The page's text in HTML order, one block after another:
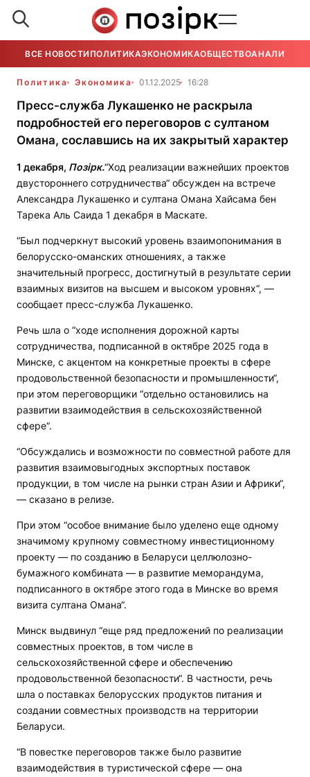
ВСЕ НОВОСТИ ПОЛИТИКАЭКОНОМИКАОБЩЕСТВОАНАЛИТИКА
Политика Экономика 01.12.2025 16:28
Пресс-служба Лукашенко не раскрыла
подробностей его переговоров с султаном
Омана, сославшись на их закрытый характер
1 декабря, Позірк.“Ход реализации важнейших проектов
двустороннего сотрудничества“ обсужден на встрече
Александра Лукашенко и султана Омана Хайсама бен
Тарека Аль Саида 1 декабря в Маскате.
“Был подчеркнут высокий уровень взаимопонимания в
белорусско-оманских отношениях, а также
значительный прогресс, достигнутый в результате серии
взаимных визитов на высшем и высоком уровнях“, —
сообщает пресс-служба Лукашенко.
Речь шла о “ходе исполнения дорожной карты
сотрудничества, подписанной в октябре 2025 года в
Минске, с акцентом на конкретные проекты в сфере
продовольственной безопасности и промышленности“,
при этом переговорщики “отдельно остановились на
развитии взаимодействия в сельскохозяйственной
сфере“.
“Обсуждались и возможности по совместной работе для
развития взаимовыгодных экспортных поставок
продукции, в том числе на рынки стран Азии и Африки“,
— сказано в релизе.
При этом “особое внимание было уделено еще одному
значимому крупному совместному инвестиционному
проекту — по созданию в Беларуси целлюлозно-
бумажного комбината — в развитие меморандума,
подписанного в октябре этого года в Минске во время
визита султана Омана“.
Минск выдвинул “еще ряд предложений по реализации
совместных проектов, в том числе в
сельскохозяйственной сфере и обеспечению
продовольственной безопасности“. В частности, речь
шла о поставках белорусских продуктов питания и
создании совместных производств на территории
Беларуси.
“В повестке переговоров также было развитие
взаимодействия в туристической сфере — она